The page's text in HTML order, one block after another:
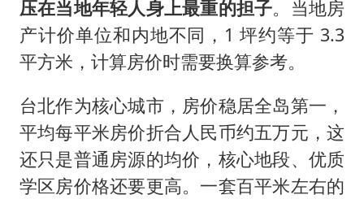
压在当地年轻人身上最重的担子。当地房
产计价单位和内地不同，1 坪约等于 3.3
平方米，计算房价时需要换算参考。
台北作为核心城市，房价稳居全岛第一，
平均每平米房价折合人民币约五万元，这
还只是普通房源的均价，核心地段、优质
学区房价格还要更高。一套百平米左右的